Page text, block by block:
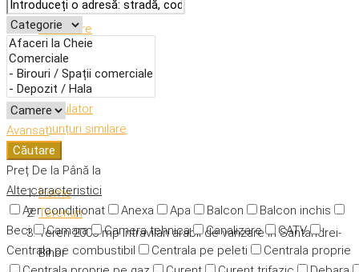
Avansat
Căutare
Preț De la Până la
Alte caracteristici
Aer condiționat
Anexa Apa Balcon
Balcon inchis
Beci
Camara Camera tehnica Canalizare
CATV
Centrala pe combustibil
Centrala pe peleti
Centrala proprie
Descriere
Caracteristici
Adresă
Detalii
Calculator
Anunțuri similare
Home
Terenuri
Teren 2000 mp intravilan arabil de vanzare in Santandrei-
Bihor